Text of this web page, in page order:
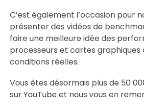
C’est également l’occasion pour
présenter des vidéos de
faire une meilleure idée des
processeurs et cartes graphiques
conditions réelles.
Vous êtes désormais plus de 50
sur YouTube et nous vous en